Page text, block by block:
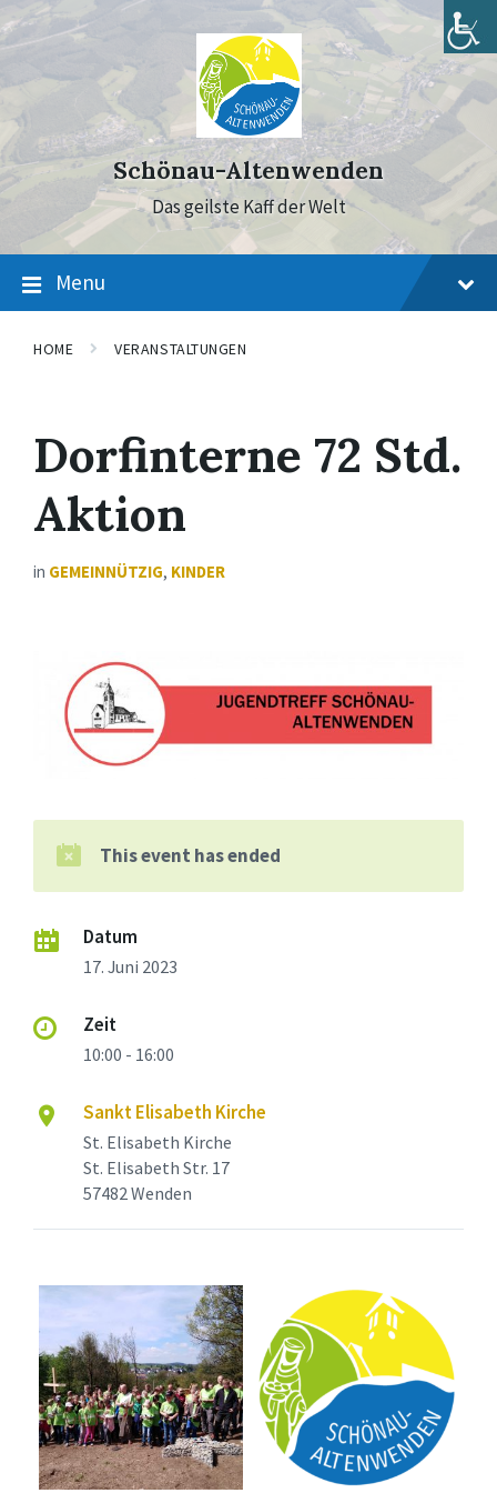
to
content
to
main
navigation
to
footer
Schönau-Altenwenden
Das geilste Kaff der Welt
Menu
HOME VERANSTALTUNGEN
Dorfinterne 72 Std.
Aktion
in GEMEINNÜTZIG, KINDER
This event has ended
Datum
17. Juni 2023
Zeit
10:00 - 16:00
Sankt Elisabeth Kirche
St. Elisabeth Kirche
St. Elisabeth Str. 17
57482 Wenden